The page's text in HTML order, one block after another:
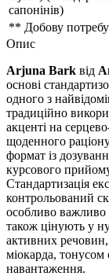
сапонінів)
** Добову
Опис
Arjuna Bark від
основі
одного з
традиційно
акценті на
щоденного
формат із
курсового
Стандартизація
контрольований
особливо
також цінують у
активних
міокарда, тонусом
навантаження.